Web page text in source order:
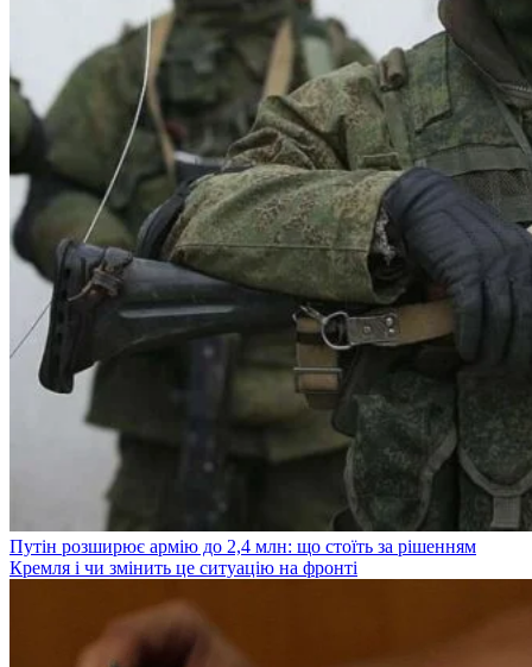
Путін розширює армію до 2,4 млн: що стоїть за рішенням
Кремля і чи змінить це ситуацію на фронті